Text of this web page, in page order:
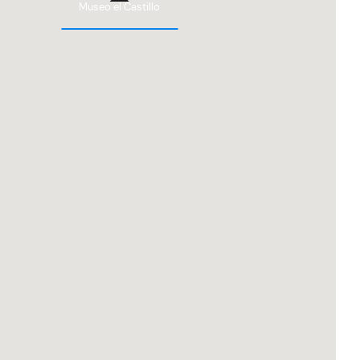
Museo el Castillo